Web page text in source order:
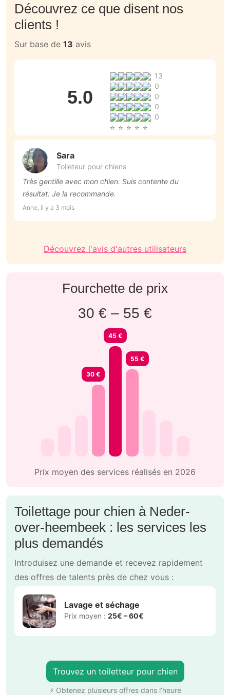
Découvrez ce que disent nos
clients !
Sur base de 13 avis
5.0
13
0
0
0
0
Sara
Toileteur pour chiens
Très gentille avec mon chien. Suis contente du
résultat. Je la recommande.
Anne, il y a 3 mois
Découvrez l'avis d'autres utilisateurs
Fourchette de prix
30 € – 55 €
30 €
45 €
55 €
Prix moyen des services réalisés en 2026
Toilettage pour chien à Neder-
over-heembeek : les services les
plus demandés
Introduisez une demande et recevez rapidement
des offres de talents près de chez vous :
Lavage et séchage
Prix moyen : 25€ – 60€
Trouvez un toiletteur pour chien
⚡ Obtenez plusieurs offres dans l’heure